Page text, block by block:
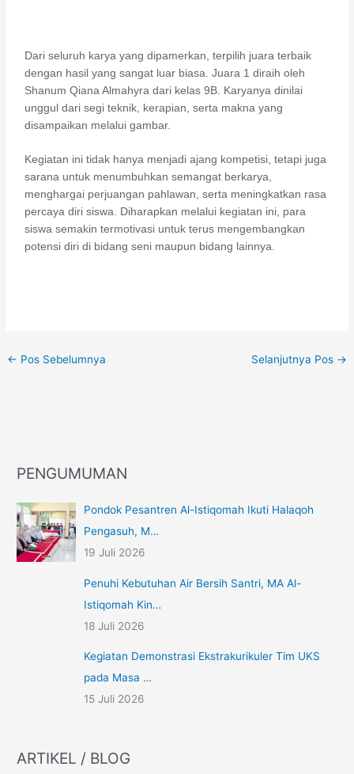
Dari seluruh karya yang dipamerkan, terpilih juara terbaik
dengan hasil yang sangat luar biasa. Juara 1 diraih oleh
Shanum Qiana Almahyra dari kelas 9B. Karyanya dinilai
unggul dari segi teknik, kerapian, serta makna yang
disampaikan melalui gambar.
Kegiatan ini tidak hanya menjadi ajang kompetisi, tetapi juga
sarana untuk menumbuhkan semangat berkarya,
menghargai perjuangan pahlawan, serta meningkatkan rasa
percaya diri siswa. Diharapkan melalui kegiatan ini, para
siswa semakin termotivasi untuk terus mengembangkan
potensi diri di bidang seni maupun bidang lainnya.
← Pos Sebelumnya Selanjutnya Pos →
PENGUMUMAN
Pondok Pesantren Al-Istiqomah Ikuti Halaqoh
Pengasuh, M…
19 Juli 2026
Penuhi Kebutuhan Air Bersih Santri, MA Al-
Istiqomah Kin…
18 Juli 2026
Kegiatan Demonstrasi Ekstrakurikuler Tim UKS
pada Masa …
15 Juli 2026
ARTIKEL / BLOG